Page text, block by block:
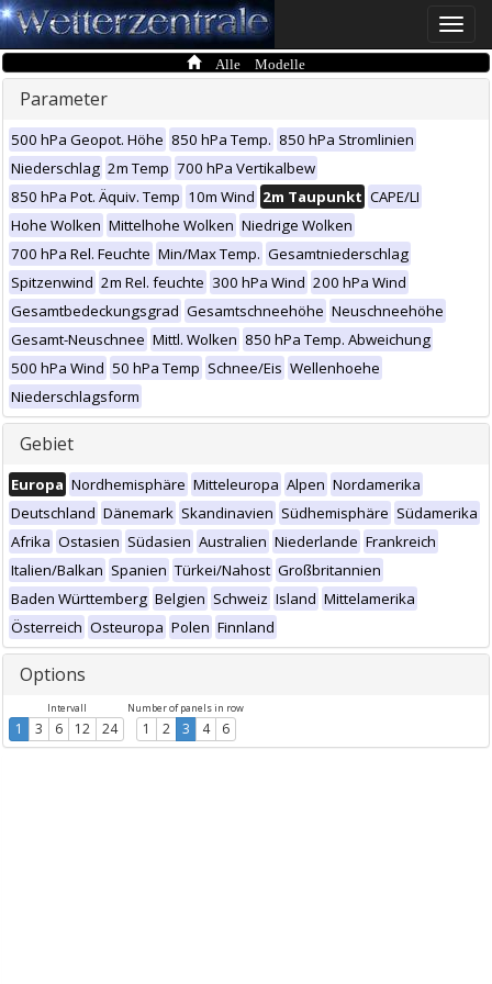
Toggle
Alle Modelle
Parameter
500 hPa Geopot. Höhe 850 hPa Temp. 850 hPa Stromlinien
Niederschlag 2m Temp 700 hPa Vertikalbew
850 hPa Pot. Äquiv. Temp 10m Wind 2m Taupunkt CAPE/LI
Hohe Wolken Mittelhohe Wolken Niedrige Wolken
700 hPa Rel. Feuchte Min/Max Temp. Gesamtniederschlag
Spitzenwind 2m Rel. feuchte 300 hPa Wind 200 hPa Wind
Gesamtbedeckungsgrad Gesamtschneehöhe Neuschneehöhe
Gesamt-Neuschnee Mittl. Wolken 850 hPa Temp. Abweichung
500 hPa Wind 50 hPa Temp Schnee/Eis Wellenhoehe
Niederschlagsform
Gebiet
Europa Nordhemisphäre Mitteleuropa Alpen Nordamerika
Deutschland Dänemark Skandinavien Südhemisphäre Südamerika
Afrika Ostasien Südasien Australien Niederlande Frankreich
Italien/Balkan Spanien Türkei/Nahost Großbritannien
Baden Württemberg Belgien Schweiz Island Mittelamerika
Österreich Osteuropa Polen Finnland
Options
Intervall
1 3 6 12 24
Number of panels in row
1 2 3 4 6